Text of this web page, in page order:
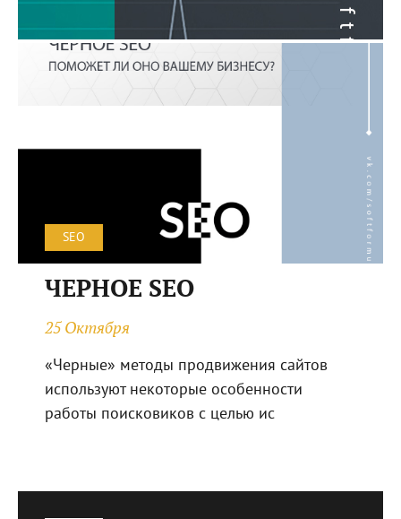
SEO
ЧЕРНОЕ SEO
25 Октября
«Черные» методы продвижения сайтов
используют некоторые особенности
работы поисковиков с целью ис